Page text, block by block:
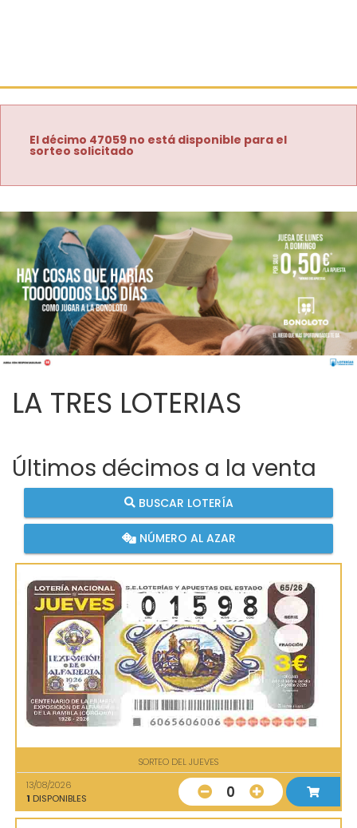
El décimo 47059 no está disponible para el
sorteo solicitado
LA TRES LOTERIAS
Últimos décimos a la venta
BUSCAR LOTERÍA
NÚMERO AL AZAR
SORTEO DEL JUEVES
13/08/2026
1 DISPONIBLES 0